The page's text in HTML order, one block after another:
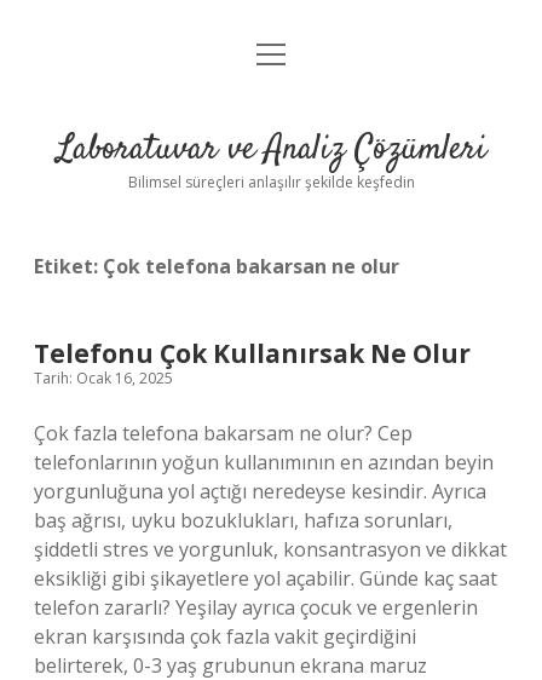
Anasayfa
Yasal Uyarı
menüyü
Laboratuvar ve Analiz Çözümleri
Bilimsel süreçleri anlaşılır şekilde keşfedin
Etiket: Çok telefona bakarsan ne olur
Telefonu Çok Kullanırsak Ne Olur
Tarih: Ocak 16, 2025
Çok fazla telefona bakarsam ne olur? Cep
telefonlarının yoğun kullanımının en azından beyin
yorgunluğuna yol açtığı neredeyse kesindir. Ayrıca
baş ağrısı, uyku bozuklukları, hafıza sorunları,
şiddetli stres ve yorgunluk, konsantrasyon ve dikkat
eksikliği gibi şikayetlere yol açabilir. Günde kaç saat
telefon zararlı? Yeşilay ayrıca çocuk ve ergenlerin
ekran karşısında çok fazla vakit geçirdiğini
belirterek, 0-3 yaş grubunun ekrana maruz